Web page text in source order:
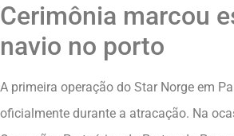
Cerimônia marcou
navio no porto
A primeira operação do Star Norge em
oficialmente durante a atracação. Na